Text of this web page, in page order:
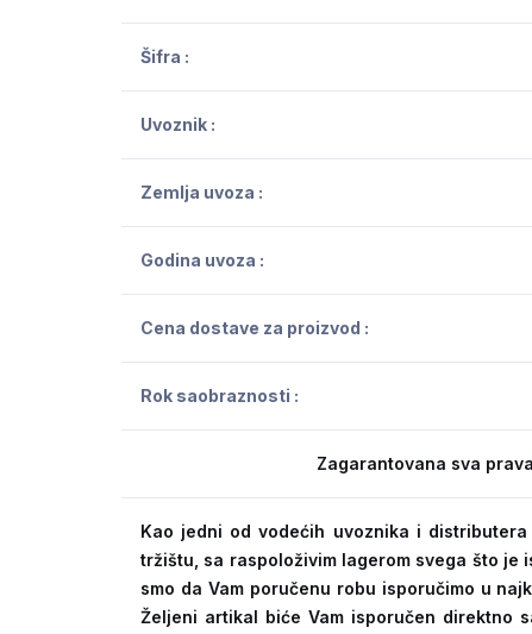
Šifra :
Uvoznik :
Zemlja uvoza :
Godina uvoza :
Cena dostave za proizvod :
Rok saobraznosti :
Zagarantovana sva
Kao jedni od vodećih uvoznika i
tržištu, sa raspoloživim lagerom svega što je
smo da Vam poručenu robu isporučimo u
Željeni artikal biće Vam isporučen direktno